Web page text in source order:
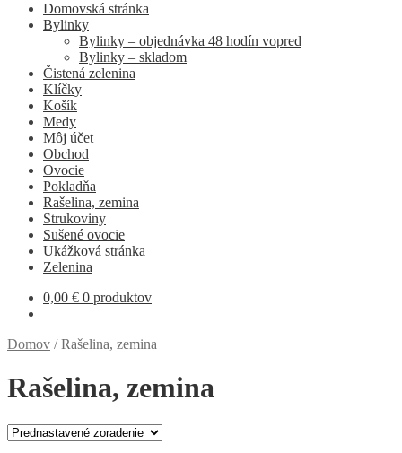
Domovská stránka
Bylinky
Bylinky – objednávka 48 hodín vopred
Bylinky – skladom
Čistená zelenina
Klíčky
Košík
Medy
Môj účet
Obchod
Ovocie
Pokladňa
Rašelina, zemina
Strukoviny
Sušené ovocie
Ukážková stránka
Zelenina
0,00 € 0 produktov
Domov /Rašelina, zemina
Rašelina, zemina